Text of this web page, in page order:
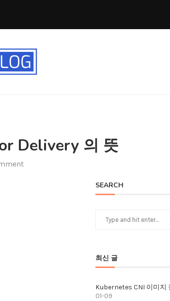
Delivery 의 뜻
SEARCH
최신 글
Kubernetes CNI 이미지
01-09